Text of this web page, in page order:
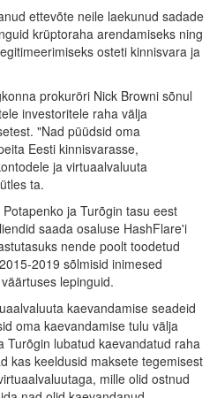
ettevõte neile laekunud sadade
krüptoraha arendamiseks ning
osteti kinnisvara ja
prokuröri Nick Browni sõnul
investoritele raha välja
"Nad püüdsid oma
Eesti kinnisvarasse,
ja virtuaalvaluuta
ta.
ja Turõgin tasu eest
saada osaluse HashFlare'i
nende poolt toodetud
2019 sõlmisid inimesed
lepinguid.
kaevandamise seadeid
oma kaevandamise tulu välja
Turõgin lubatud kaevandatud raha
kas keeldusid maksete tegemisest
mille olid ostnud